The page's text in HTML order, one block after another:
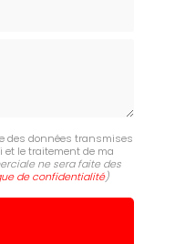
des données transmises
et le traitement de ma
ne sera faite des
de confidentialité)